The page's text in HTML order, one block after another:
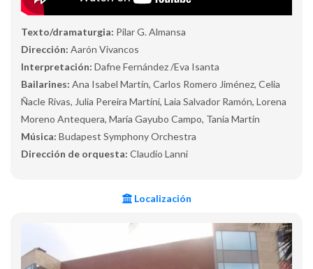
Texto/dramaturgia: Pilar G. Almansa
Dirección: Aarón Vivancos
Interpretación: Dafne Fernández /Eva Isanta
Bailarines: Ana Isabel Martín, Carlos Romero Jiménez, Celia
Ñacle Rivas, Julia Pereira Martíni, Laia Salvador Ramón, Lorena
Moreno Antequera, María Gayubo Campo, Tania Martín
Música: Budapest Symphony Orchestra
Dirección de orquesta: Claudio Lanni
Localización